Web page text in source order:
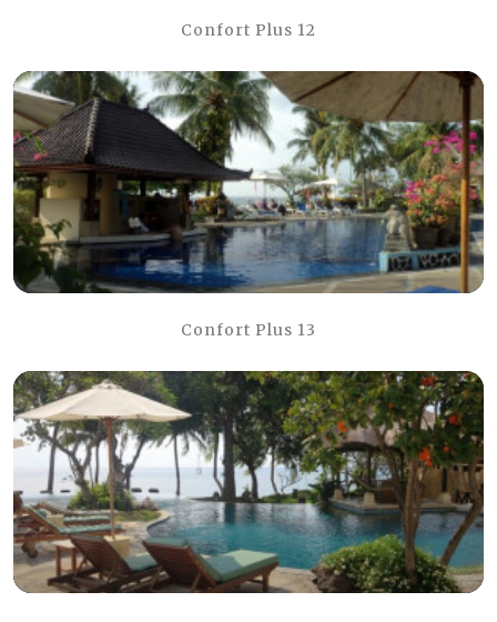
Confort Plus 12
Confort Plus 13